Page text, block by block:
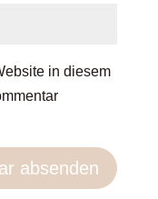
in diesem